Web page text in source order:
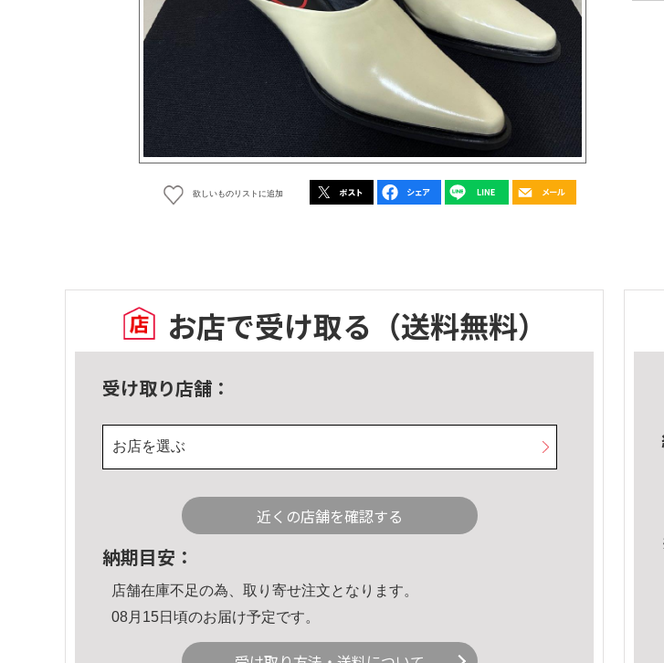
欲しいものリストに追加
お店で受け取る （送料無料）
受け取り店舗：
お店を選ぶ
近くの店舗を確認する
納期目安：
店舗在庫不足の為、取り寄せ注文となります。
08月15日頃のお届け予定です。